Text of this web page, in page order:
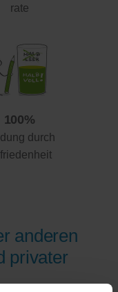
rate
100%
durch
anderen
privater